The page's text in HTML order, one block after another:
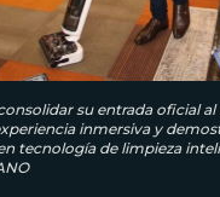
su entrada oficial
inmersiva y
tecnología de limpieza